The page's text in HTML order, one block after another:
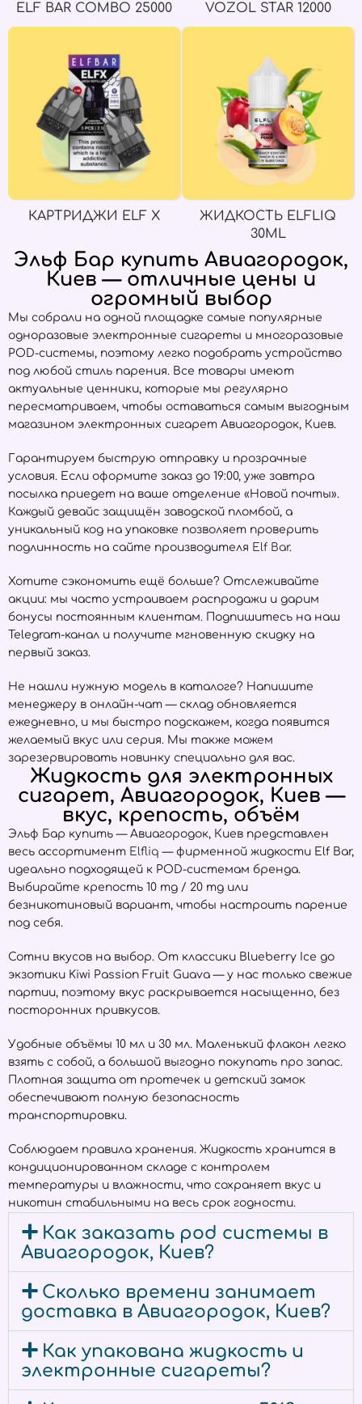
ELF BAR COMBO 25000 VOZOL STAR 12000
КАРТРИДЖИ ELF X
ЖИДКОСТЬ ELFLIQ
30ML
Эльф Бар купить Авиагородок,
Киев — отличные цены и
огромный выбор
Мы собрали на одной площадке самые популярные
одноразовые электронные сигареты и многоразовые
POD-системы, поэтому легко подобрать устройство
под любой стиль парения. Все товары имеют
актуальные ценники, которые мы регулярно
пересматриваем, чтобы оставаться самым выгодным
магазином электронных сигарет Авиагородок, Киев.
Гарантируем быструю отправку и прозрачные
условия. Если оформите заказ до 19:00, уже завтра
посылка приедет на ваше отделение «Новой почты».
Каждый девайс защищён заводской пломбой, а
уникальный код на упаковке позволяет проверить
подлинность на сайте производителя Elf Bar.
Хотите сэкономить ещё больше? Отслеживайте
акции: мы часто устраиваем распродажи и дарим
бонусы постоянным клиентам. Подпишитесь на наш
Telegram-канал и получите мгновенную скидку на
первый заказ.
Не нашли нужную модель в каталоге? Напишите
менеджеру в онлайн-чат — склад обновляется
ежедневно, и мы быстро подскажем, когда появится
желаемый вкус или серия. Мы также можем
зарезервировать новинку специально для вас.
Жидкость для электронных
сигарет, Авиагородок, Киев —
вкус, крепость, объём
Эльф Бар купить — Авиагородок, Киев представлен
весь ассортимент Elfliq — фирменной жидкости Elf Bar,
идеально подходящей к POD-системам бренда.
Выбирайте крепость 10 mg / 20 mg или
безникотиновый вариант, чтобы настроить парение
под себя.
Сотни вкусов на выбор. От классики Blueberry Ice до
экзотики Kiwi Passion Fruit Guava — у нас только свежие
партии, поэтому вкус раскрывается насыщенно, без
посторонних привкусов.
Удобные объёмы 10 мл и 30 мл. Маленький флакон легко
взять с собой, а большой выгодно покупать про запас.
Плотная защита от протечек и детский замок
обеспечивают полную безопасность
транспортировки.
Соблюдаем правила хранения. Жидкость хранится в
кондиционированном складе с контролем
температуры и влажности, что сохраняет вкус и
никотин стабильными на весь срок годности.
Как заказать pod системы в
Авиагородок, Киев?
Сколько времени занимает
доставка в Авиагородок, Киев?
Как упакована жидкость и
электронные сигареты?